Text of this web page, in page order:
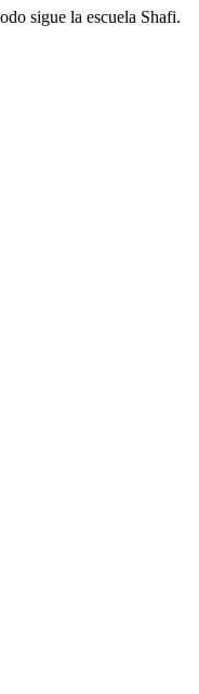
sigue la escuela Shafi.